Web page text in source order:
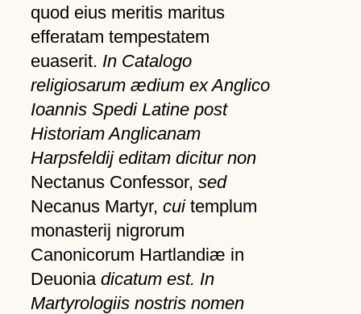
quod eius meritis maritus
efferatam tempestatem
euaserit. In Catalogo
religiosarum ædium ex Anglico
Ioannis Spedi Latine post
Historiam Anglicanam
Harpsfeldij editam dicitur non
Nectanus Confessor, sed
Necanus Martyr, cuitemplum
monasterij nigrorum
Canonicorum Hartlandiæ in
Deuonia dicatum est. In
Martyrologiis nostris nomen